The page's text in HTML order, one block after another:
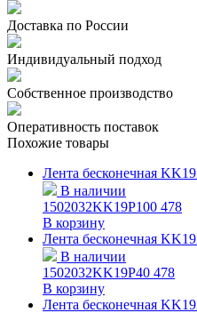
Доставка по России
Индивидуальный подход
Собственное производство
Оперативность поставок
Похожие товары
Лента бесконечная
В наличии
1502032KK19P100 478
В корзину
Лента бесконечная
В наличии
1502032KK19P40 478
В корзину
Лента бесконечная